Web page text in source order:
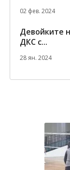
02 фев. 2024
Девойките
ДКС с...
28 ян. 2024